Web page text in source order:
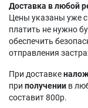
Доставка в любой
Цены указаны уже с
платить не нужно
обеспечить
отправления
При доставке
при получении в
составит 800р.